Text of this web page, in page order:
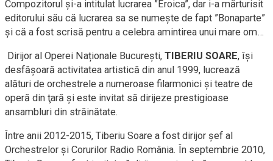
Compozitorul și-a intitulat lucrarea ”Eroica”, dar i-a mărturisit
editorului său că lucrarea sa se numește de fapt ”Bonaparte”
și că a fost scrisă pentru a celebra amintirea unui mare om…
Dirijor al Operei Naționale București, TIBERIU SOARE, îşi
desfăşoară activitatea artistică din anul 1999, lucrează
alături de orchestrele a numeroase filarmonici şi teatre de
operă din ţară şi este invitat să dirijeze prestigioase
ansambluri din străinătate.
Între anii 2012-2015, Tiberiu Soare a fost dirijor şef al
Orchestrelor şi Corurilor Radio România. În septembrie 2010,